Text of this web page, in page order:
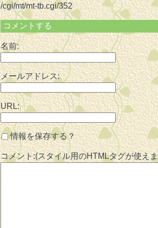
/cgi/mt/mt-tb.cgi/352
コメントする
名前:
メールアドレス:
URL:
情報を保存する？
コメント:(スタイル用のHTMLタグが使え